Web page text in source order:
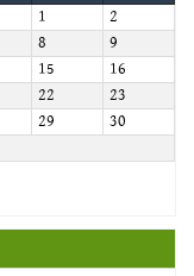
1
2
8
9
15
16
22
23
29
30